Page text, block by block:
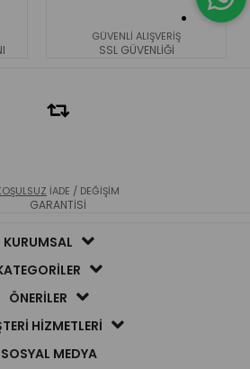
GÜVENLİ ALIŞVERİŞ
SSL GÜVENLİĞİ
İADE / DEĞİŞİM
GARANTİSİ
KURUMSAL
ÖNERİLER
HİZMETLERİ
SOSYAL MEDYA